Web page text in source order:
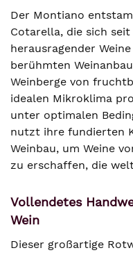
Der Montiano
Cotarella, die sich
herausragender
berühmten
Weinberge von
idealen Mikroklima
unter optimalen
nutzt ihre fundierten
Weinbau, um Weine
zu erschaffen, die
Vollendetes
Wein
Dieser großartige